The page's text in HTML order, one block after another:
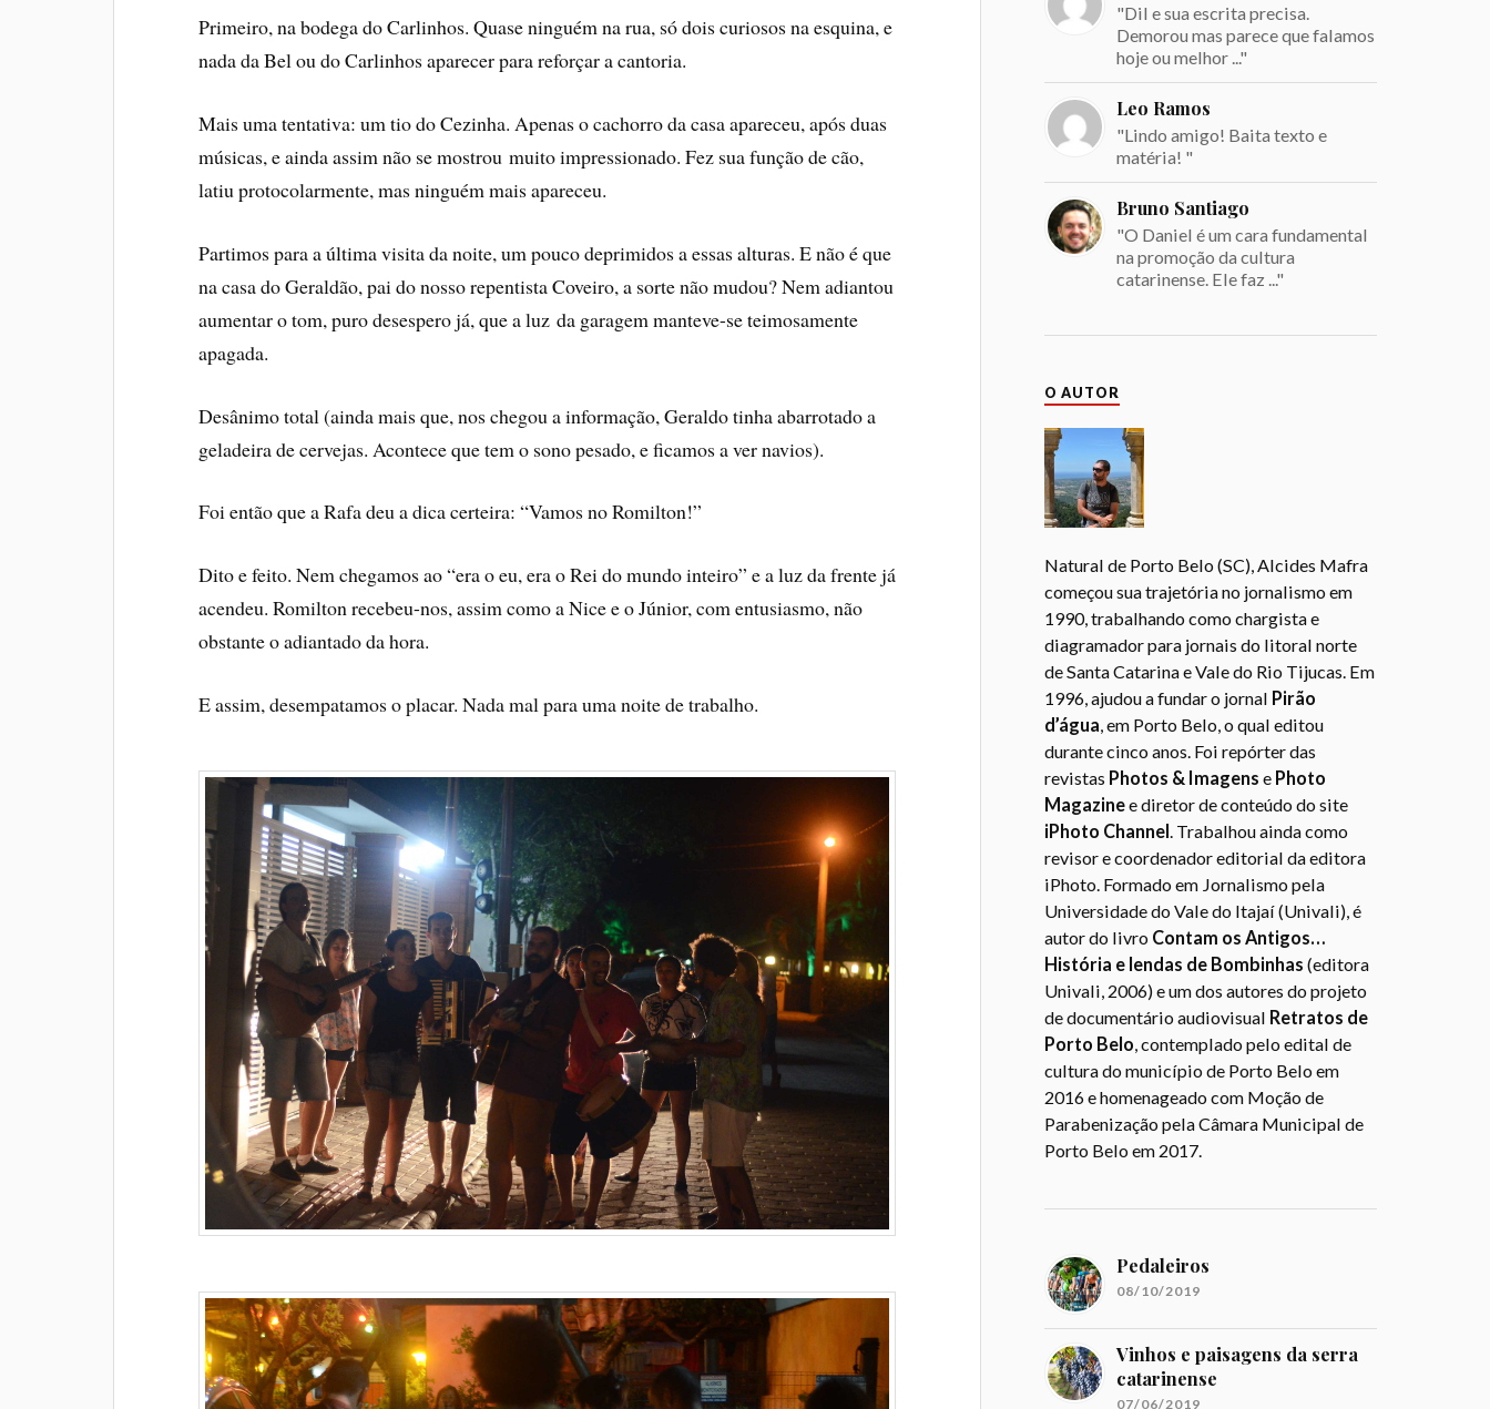
Primeiro, na bodega do Carlinhos. Quase ninguém na rua, só dois curiosos na esquina, e
nada da Bel ou do Carlinhos aparecer para reforçar a cantoria.
Mais uma tentativa: um tio do Cezinha. Apenas o cachorro da casa apareceu, após duas
músicas, e ainda assim não se mostrou muito impressionado. Fez sua função de cão,
latiu protocolarmente, mas ninguém mais apareceu.
Partimos para a última visita da noite, um pouco deprimidos a essas alturas. E não é que
na casa do Geraldão, pai do nosso repentista Coveiro, a sorte não mudou? Nem adiantou
aumentar o tom, puro desespero já, que a luz da garagem manteve-se teimosamente
apagada.
Desânimo total (ainda mais que, nos chegou a informação, Geraldo tinha abarrotado a
geladeira de cervejas. Acontece que tem o sono pesado, e ficamos a ver navios).
Foi então que a Rafa deu a dica certeira: “Vamos no Romilton!”
Dito e feito. Nem chegamos ao “era o eu, era o Rei do mundo inteiro” e a luz da frente já
acendeu. Romilton recebeu-nos, assim como a Nice e o Júnior, com entusiasmo, não
obstante o adiantado da hora.
E assim, desempatamos o placar. Nada mal para uma noite de trabalho.
"Dil e sua escrita precisa.
Demorou mas parece que falamos
hoje ou melhor ..."
Leo Ramos
"Lindo amigo! Baita texto e
matéria! "
Bruno Santiago
"O Daniel é um cara fundamental
na promoção da cultura
catarinense. Ele faz ..."
O AUTOR
Natural de Porto Belo (SC), Alcides Mafra
começou sua trajetória no jornalismo em
1990, trabalhando como chargista e
diagramador para jornais do litoral norte
de Santa Catarina e Vale do Rio Tijucas. Em
1996, ajudou a fundar o jornal Pirão
d’água, em Porto Belo, o qual editou
durante cinco anos. Foi repórter das
revistas Photos & Imagens e Photo
Magazinee diretor de conteúdo do site
iPhoto Channel. Trabalhou ainda como
revisor e coordenador editorial da editora
iPhoto. Formado em Jornalismo pela
Universidade do Vale do Itajaí (Univali), é
autor do livro Contam os Antigos…
História e lendas de Bombinhas (editora
Univali, 2006) e um dos autores do projeto
de documentário audiovisual Retratos de
Porto Belo, contemplado pelo edital de
cultura do município de Porto Belo em
2016 e homenageado com Moção de
Parabenização pela Câmara Municipal de
Porto Belo em 2017.
Pedaleiros
08/10/2019
Vinhos e paisagens da serra
catarinense
07/06/2019